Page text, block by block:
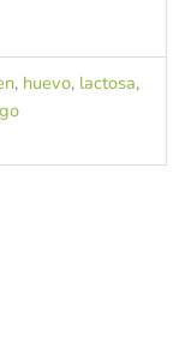
, huevo, lactosa,